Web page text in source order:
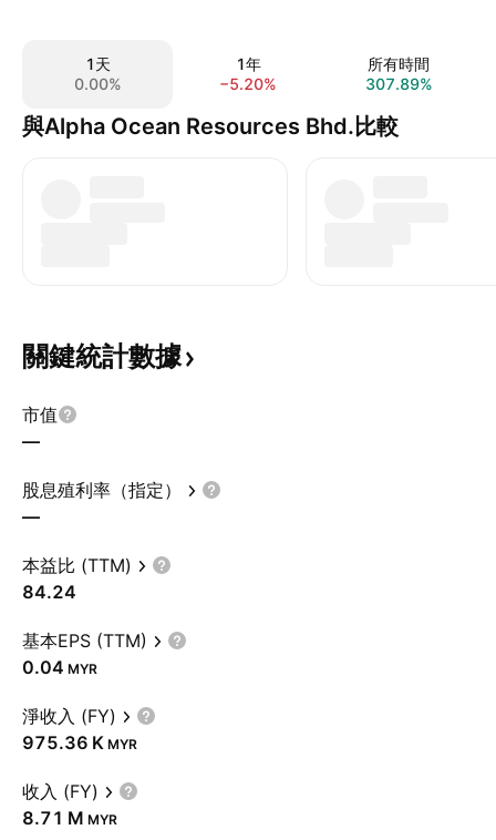
1天
0.00%
1年
−5.20%
所有時間
307.89%
與Alpha Ocean Resources Bhd.比較
關鍵統計數據
市值
—
股息殖利率（指定）
—
本益比 (TTM)
84.24
基本EPS (TTM)
0.04 MYR
淨收入 (FY)
‪975.36 K‬ MYR
收入 (FY)
‪8.71 M‬ MYR